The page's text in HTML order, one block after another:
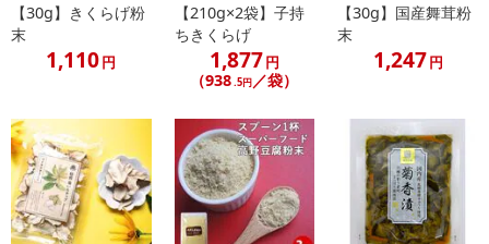
【30g】きくらげ粉
末
1,110円
【210g×2袋】子持
ちきくらげ
1,877円
（938.5円／袋）
【30g】国産舞茸粉
末
1,247円